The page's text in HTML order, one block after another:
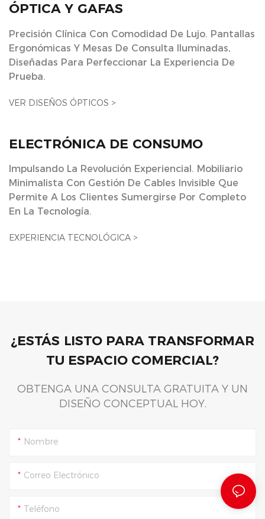
ÓPTICA Y GAFAS
Precisión Clínica Con Comodidad De Lujo. Pantallas
Ergonómicas Y Mesas De Consulta Iluminadas,
Diseñadas Para Perfeccionar La Experiencia De
Prueba.
VER DISEÑOS ÓPTICOS >
ELECTRÓNICA DE CONSUMO
Impulsando La Revolución Experiencial. Mobiliario
Minimalista Con Gestión De Cables Invisible Que
Permite A Los Clientes Sumergirse Por Completo
En La Tecnología.
EXPERIENCIA TECNOLÓGICA >
¿ESTÁS LISTO PARA TRANSFORMAR
TU ESPACIO COMERCIAL?
OBTENGA UNA CONSULTA GRATUITA Y UN
DISEÑO CONCEPTUAL HOY.
Nombre
Correo Electrónico
Teléfono